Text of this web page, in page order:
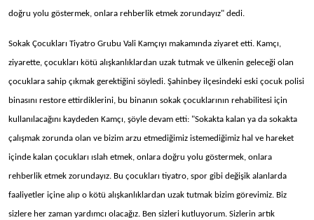
doğru yolu göstermek, onlara rehberlik etmek zorundayız" dedi.
Sokak Çocukları Tiyatro Grubu Vali Kamçıyı makamında ziyaret etti. Kamçı,
ziyarette, çocukları kötü alışkanlıklardan uzak tutmak ve ülkenin geleceği olan
çocuklara sahip çıkmak gerektiğini söyledi. Şahinbey ilçesindeki eski çocuk polisi
binasını restore ettirdiklerini, bu binanın sokak çocuklarının rehabilitesi için
kullanılacağını kaydeden Kamçı, şöyle devam etti: "Sokakta kalan ya da sokakta
çalışmak zorunda olan ve bizim arzu etmediğimiz istemediğimiz hal ve hareket
içinde kalan çocukları ıslah etmek, onlara doğru yolu göstermek, onlara
rehberlik etmek zorundayız. Bu çocukları tiyatro, spor gibi değişik alanlarda
faaliyetler içine alıp o kötü alışkanlıklardan uzak tutmak bizim görevimiz. Biz
sizlere her zaman yardımcı olacağız. Ben sizleri kutluyorum. Sizlerin artık